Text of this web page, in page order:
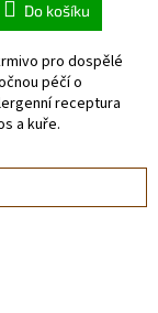
Do košíku
pro dospělé
péčí o
receptura
a kuře.